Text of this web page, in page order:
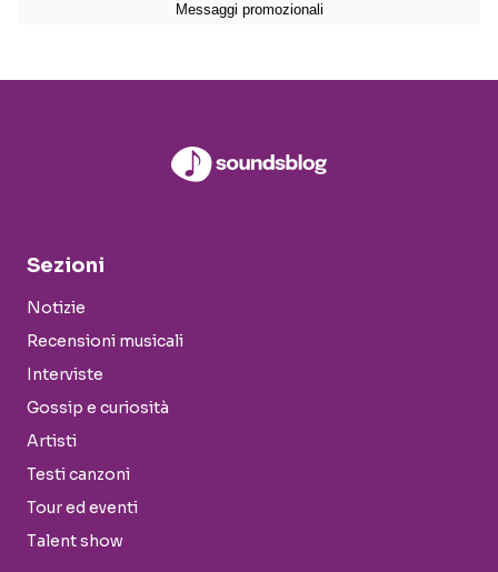
Sezioni
Notizie
Recensioni musicali
Interviste
Gossip e curiosità
Artisti
Testi canzoni
Tour ed eventi
Talent show